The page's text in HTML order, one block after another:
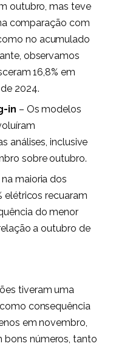
outubro, mas teve
comparação com
no acumulado
observamos
16,8% em
2024.
in – Os modelos
análises, inclusive
sobre outubro.
maioria dos
elétricos recuaram
do menor
a outubro de
tiveram uma
consequência
em novembro,
números, tanto